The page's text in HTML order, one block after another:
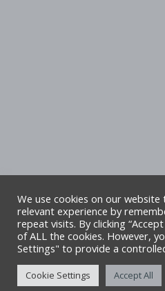
Hawlfraint Cyngor Sir
pob hawl.
We use cookies on our
relevant experience by
repeat visits. By clicking
of ALL the cookies. However,
Settings" to provide a
Cookie Settings Accept All